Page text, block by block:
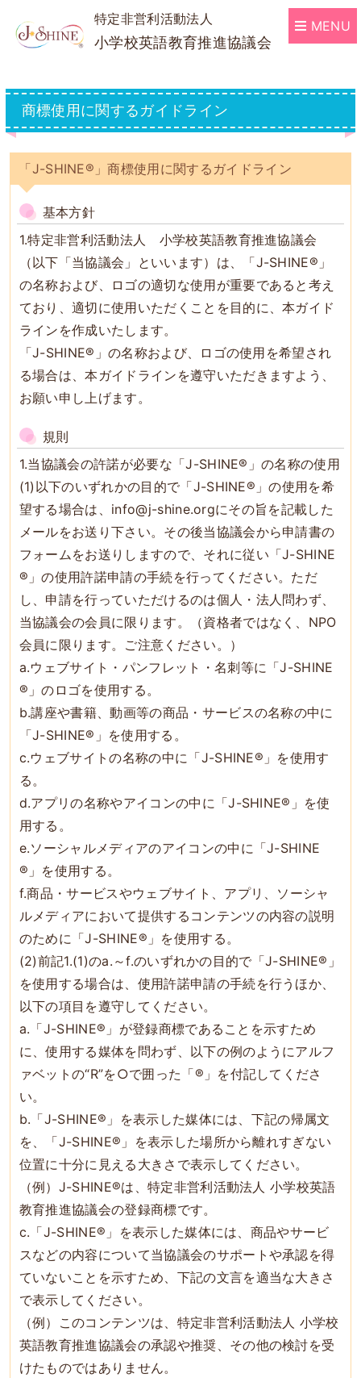
特定非営利活動法人
小学校英語教育推進協議会
MENU
商標使用に関するガイドライン
「J-SHINE®」商標使用に関するガイドライン
基本方針
1.特定非営利活動法人 小学校英語教育推進協議会
（以下「当協議会」といいます）は、「J-SHINE®」
の名称および、ロゴの適切な使用が重要であると考え
ており、適切に使用いただくことを目的に、本ガイド
ラインを作成いたします。
「J-SHINE®」の名称および、ロゴの使用を希望され
る場合は、本ガイドラインを遵守いただきますよう、
お願い申し上げます。
規則
1.当協議会の許諾が必要な「J-SHINE®」の名称の使用
(1)以下のいずれかの目的で「J-SHINE®」の使用を希
望する場合は、info@j-shine.orgにその旨を記載した
メールをお送り下さい。その後当協議会から申請書の
フォームをお送りしますので、それに従い「J-SHINE
®」の使用許諾申請の手続を行ってください。ただ
し、申請を行っていただけるのは個人・法人問わず、
当協議会の会員に限ります。（資格者ではなく、NPO
会員に限ります。ご注意ください。）
a.ウェブサイト・パンフレット・名刺等に「J-SHINE
®」のロゴを使用する。
b.講座や書籍、動画等の商品・サービスの名称の中に
「J-SHINE®」を使用する。
c.ウェブサイトの名称の中に「J-SHINE®」を使用す
る。
d.アプリの名称やアイコンの中に「J-SHINE®」を使
用する。
e.ソーシャルメディアのアイコンの中に「J-SHINE
®」を使用する。
f.商品・サービスやウェブサイト、アプリ、ソーシャ
ルメディアにおいて提供するコンテンツの内容の説明
のために「J-SHINE®」を使用する。
(2)前記1.(1)のa.～f.のいずれかの目的で「J-SHINE®」
を使用する場合は、使用許諾申請の手続を行うほか、
以下の項目を遵守してください。
a.「J-SHINE®」が登録商標であることを示すため
に、使用する媒体を問わず、以下の例のようにアルフ
ァベットの“R”を○で囲った「®」を付記してくださ
い。
b.「J-SHINE®」を表示した媒体には、下記の帰属文
を、「J-SHINE®」を表示した場所から離れすぎない
位置に十分に見える大きさで表示してください。
（例）J-SHINE®は、特定非営利活動法人 小学校英語
教育推進協議会の登録商標です。
c.「J-SHINE®」を表示した媒体には、商品やサービ
スなどの内容について当協議会のサポートや承認を得
ていないことを示すため、下記の文言を適当な大きさ
で表示してください。
（例）このコンテンツは、特定非営利活動法人 小学校
英語教育推進協議会の承認や推奨、その他の検討を受
けたものではありません。